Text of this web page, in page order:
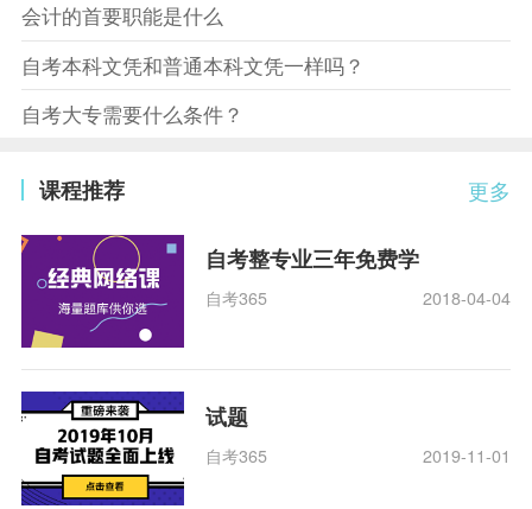
会计的首要职能是什么
自考本科文凭和普通本科文凭一样吗？
自考大专需要什么条件？
更多
课程推荐
自考整专业三年免费学
自考365 2018-04-04
试题
自考365 2019-11-01